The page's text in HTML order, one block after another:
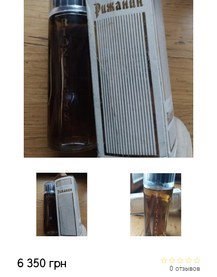
0 отзывов
6 350 грн
Acqua di Parma
Acqua di Sardegna
Aedes de Venustas
Aerin Lauder
Agatha Ruiz de la Prada
Agent Provocateur
Aigner